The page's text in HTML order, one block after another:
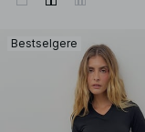
Bestselgere